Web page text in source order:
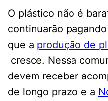
O plástico não é
continuarão
que a produção de
cresce. Nessa
devem receber
de longo prazo e a